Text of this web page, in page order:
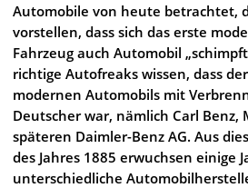
Automobile von heute betrachtet,
vorstellen, dass sich das erste
Fahrzeug auch Automobil
richtige Autofreaks wissen, dass
modernen Automobils mit
Deutscher war, nämlich Carl Benz,
späteren Daimler-Benz AG. Aus
des Jahres 1885 erwuchsen einige
unterschiedliche